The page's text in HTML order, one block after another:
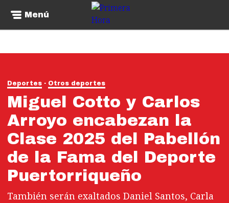
Menú
Deportes Otros deportes
Miguel Cotto y Carlos
Arroyo encabezan la
Clase 2025 del Pabellón
de la Fama del Deporte
Puertorriqueño
También serán exaltados Daniel Santos, Carla